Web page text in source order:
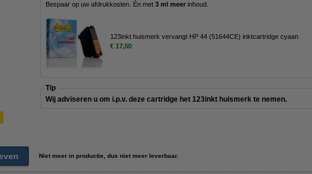
Bespaar op uw afdrukkosten. Én met 3 ml meer inhoud.
123inkt huismerk vervangt HP 44 (51644CE) inktcartridge cyaan
€ 17,50
Tip
Wij adviseren u om i.p.v. deze cartridge het 123inkt huismerk te nemen.
Niet meer in productie, dus niet meer leverbaar.